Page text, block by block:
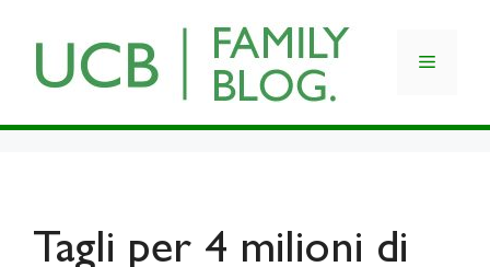
content
Menu
Tagli per 4 milioni di